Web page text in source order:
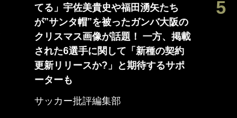
てる」宇佐美貴史や福田湧矢たち
が”サンタ帽”を被ったガンバ大阪の
クリスマス画像が話題！ 一方、掲載
された6選手に関して「新種の契約
更新リリースか?」と期待するサポ
ーターも
サッカー批評編集部